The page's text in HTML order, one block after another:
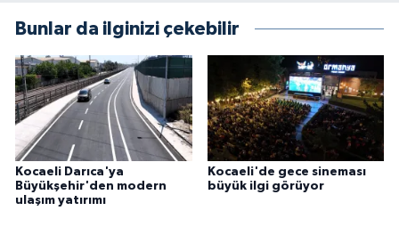
Bunlar da ilginizi çekebilir
Kocaeli Darıca'ya
Büyükşehir'den modern
ulaşım yatırımı
Kocaeli'de gece sineması
büyük ilgi görüyor